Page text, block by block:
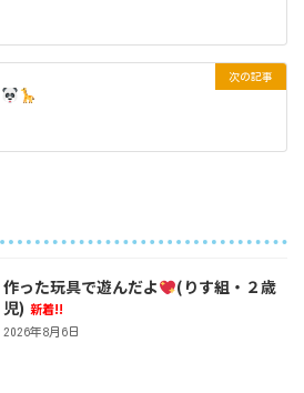
次の記事
作った玩具で遊んだよ
(りす組・２歳
児) 新着!!
2026年8月6日